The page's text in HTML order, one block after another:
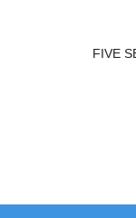
FIVE